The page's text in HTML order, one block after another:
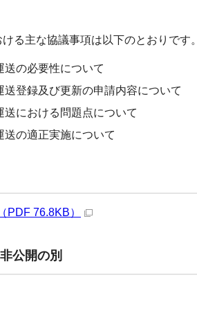
る主な協議事項は以下のとおりです。
送の必要性について
送登録及び更新の申請内容について
送における問題点について
送の適正実施について
PDF 76.8KB）
公開の別